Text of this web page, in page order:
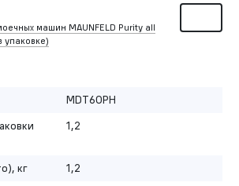
машин MAUNFELD Purity all
упаковке)
MDT60PH
1,2
кг
1,2